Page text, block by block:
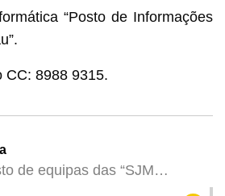
“Posto de Informações
CC: 8988 9315.
de equipas das “SJM